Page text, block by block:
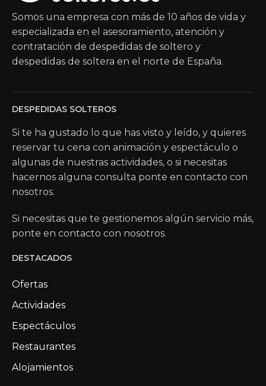
Somos una empresa con más de 10 años de vida y
especializada en el asesoramiento, atención y
contratación de despedidas de soltero y
despedidas de soltera en el norte de España.
DESPEDIDAS SOLTEROS
Si te ha gustado lo que has visto y leído, y quieres
reservar tu cena con animación y espectáculo o
algunas de nuestras actividades, o si necesitas
hacernos alguna consulta ponte en contacto con
nosotros.
Si necesitas que te gestionemos algún servicio más,
ponte en contacto con nosotros.
DESTACADOS
Ofertas
Actividades
Espectáculos
Restaurantes
Alojamientos